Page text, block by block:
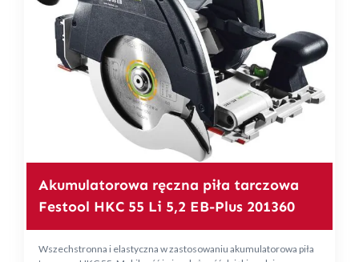
Akumulatorowa ręczna piła tarczowa
Festool HKC 55 Li 5,2 EB-Plus 201360
Wszechstronna i elastyczna w zastosowaniu akumulatorowa piła